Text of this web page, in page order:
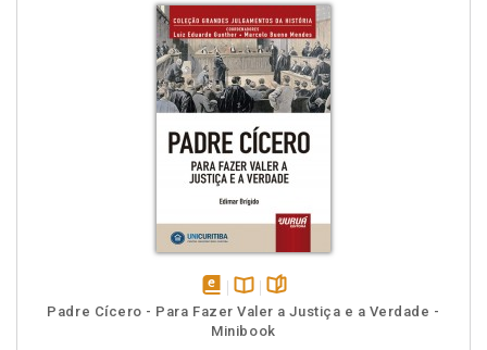
disponível
em
Disponível
na
páginas
Padre Cícero - Para Fazer Valer a Justiça e a Verdade -
Minibook